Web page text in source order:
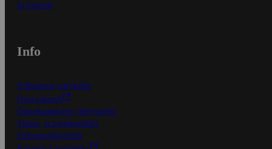
In English
Info
S-Business yrityksille
Oiva-raportit
Osuuskauppojen yhteystiedot
Tilaus- ja toimitusehdot
Tietosuojakäytäntö